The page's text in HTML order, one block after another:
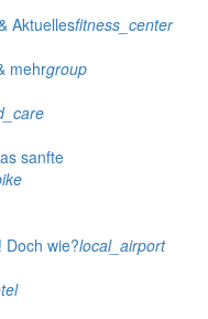
Aktuellesfitness_center
mehrgroup
sanfte
Doch wie?local_airport